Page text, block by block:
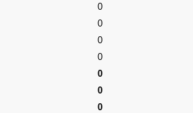
0
0
0
0
0
0
0